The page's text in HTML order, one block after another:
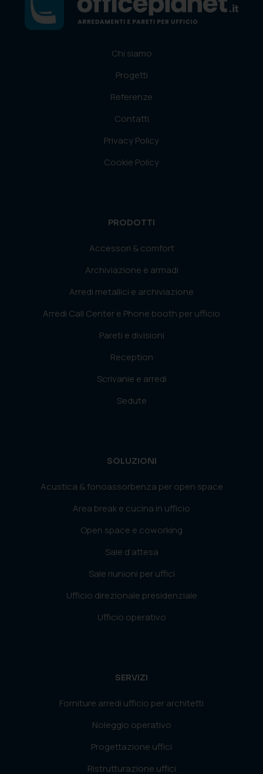
Chi siamo
Progetti
Referenze
Contatti
Privacy Policy
Cookie Policy
PRODOTTI
Accessori & comfort
Archiviazione e armadi
Arredi metallici e archiviazione
Arredi Call Center e Phone booth per ufficio
Pareti e divisioni
Reception
Scrivanie e arredi
Sedute
SOLUZIONI
Acustica & fonoassorbenza per open space
Area break e cucina in ufficio
Open space e coworking
Sale d’attesa
Sale riunioni per uffici
Ufficio direzionale presidenziale
Ufficio operativo
SERVIZI
Forniture arredi ufficio per architetti
Noleggio operativo
Progettazione uffici
Ristrutturazione uffici